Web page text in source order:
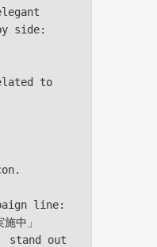
side:
to
line:
中」
stand out